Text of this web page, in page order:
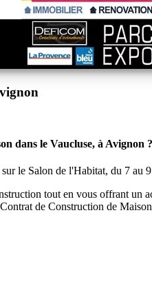
dans le Vaucluse, à Avignon ?
le Salon de l'Habitat, du 7 au
tout en vous offrant un
de Construction de